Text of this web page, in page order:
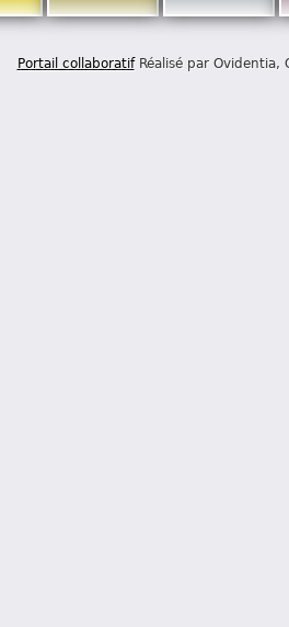
Portail collaboratifRéalisé par Ovidentia,